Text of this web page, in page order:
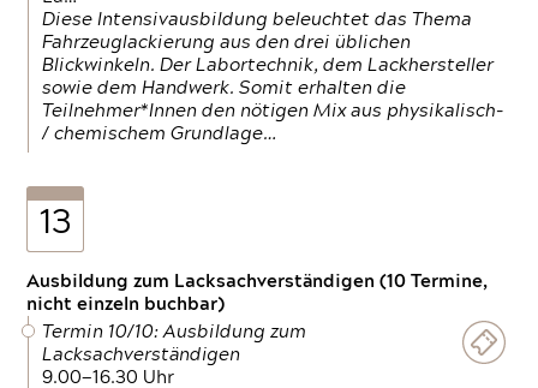
Diese Intensivausbildung beleuchtet das Thema
Fahrzeuglackierung aus den drei üblichen
Blickwinkeln. Der Labortechnik, dem Lackhersteller
sowie dem Handwerk. Somit erhalten die
Teilnehmer*Innen den nötigen Mix aus physikalisch-
/ chemischem Grundlage…
13
Ausbildung zum Lacksachverständigen (10 Termine,
nicht einzeln buchbar)
Termin 10/10: Ausbildung zum
Lacksachverständigen
9.00—16.30 Uhr